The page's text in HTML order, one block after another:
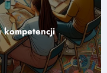
efektywność nauczania